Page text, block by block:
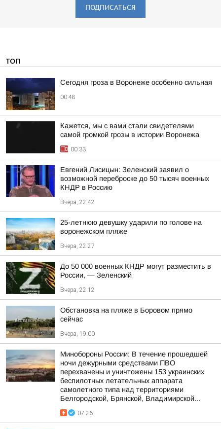
ПОДПИСАТЬСЯ
ТОП
Сегодня гроза в Воронеже особенно сильная
00:48
Кажется, мы с вами стали свидетелями
самой громкой грозы в истории Воронежа
00:33
Евгений Лисицын: Зеленский заявил о
возможной переброске до 50 тысяч военных
КНДР в Россию
Вчера, 22:42
25-летнюю девушку ударили по голове на
воронежском пляже
Вчера, 22:27
До 50 000 военных КНДР могут разместить в
России, — Зеленский
Вчера, 22:12
Обстановка на пляже в Боровом прямо
сейчас
Вчера, 19:00
Минобороны России: В течение прошедшей
ночи дежурными средствами ПВО
перехвачены и уничтожены 153 украинских
беспилотных летательных аппарата
самолетного типа над территориями
Белгородской, Брянской, Владимирской...
07:26